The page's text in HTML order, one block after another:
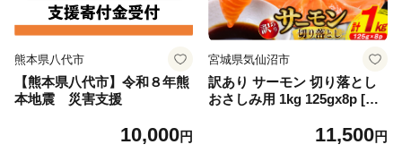
熊本県八代市
【熊本県八代市】令和８年熊
本地震 災害支援
10,000円
宮城県気仙沼市
訳あり サーモン 切り落とし
おさしみ用 1kg 125gx8p [足
4313] 魚 魚介類 鮭 お刺し身
11,500円